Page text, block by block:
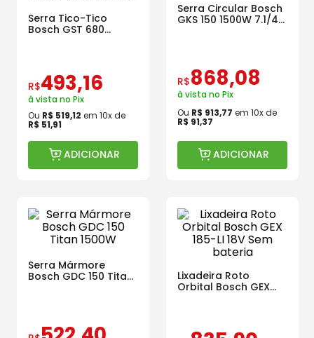
Serra Tico-Tico
Bosch GST 680
R$493,16
à vista no Pix
Ou R$ 519,12 em 10x de
R$ 51,91
ADICIONAR
Serra Circular Bosch
GKS 150 1500W 7.1/4
R$868,08
à vista no Pix
Ou R$ 913,77 em 10x de
R$ 91,37
ADICIONAR
Serra Mármore
Bosch GDC 150 Titan
Lixadeira Roto
Orbital Bosch GEX